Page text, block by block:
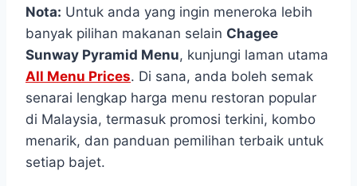
Nota: Untuk anda yang ingin meneroka lebih
banyak pilihan makanan selain Chagee
Sunway Pyramid Menu, kunjungi laman utama
All Menu Prices. Di sana, anda boleh semak
senarai lengkap harga menu restoran popular
di Malaysia, termasuk promosi terkini, kombo
menarik, dan panduan pemilihan terbaik untuk
setiap bajet.